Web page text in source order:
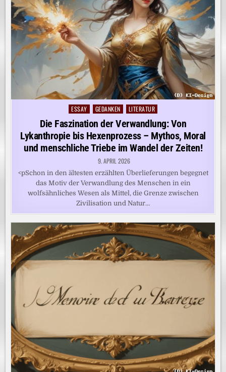
Posted
in
ESSAY GEDANKEN LITERATUR
Die Faszination der Verwandlung: Von
Lykanthropie bis Hexenprozess – Mythos, Moral
und menschliche Triebe im Wandel der Zeiten!
9. APRIL 2026
<pSchon in den ältesten erzählten Überlieferungen begegnet
das Motiv der Verwandlung des Menschen in ein
wolfsähnliches Wesen als Mittel, die Grenze zwischen
Zivilisation und Natur…